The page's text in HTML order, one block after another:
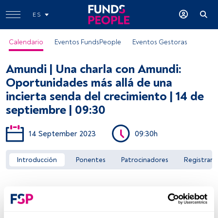
ES
Calendario Eventos FundsPeople Eventos Gestoras
Amundi | Una charla con Amundi:
Oportunidades más allá de una
incierta senda del crecimiento | 14 de
septiembre | 09:30
14 September 2023 09:30h
Introducción Ponentes Patrocinadores